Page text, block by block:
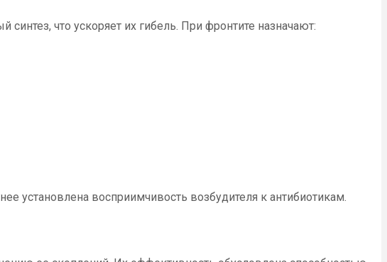
что ускоряет их гибель. При фронтите назначают:
установлена восприимчивость возбудителя к антибиотикам.